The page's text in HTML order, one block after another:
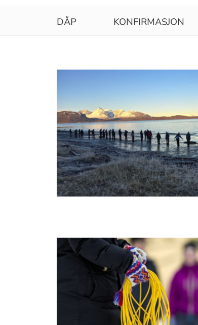
gærhkoeraerie
Hovedmeny
DÅP KONFIRMASJON